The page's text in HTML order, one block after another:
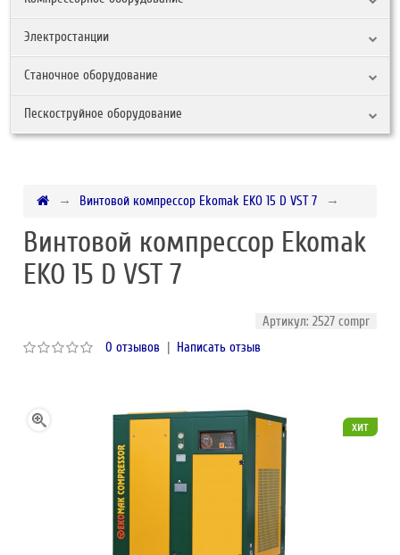
Электростанции
Станочное оборудование
Пескоструйное оборудование
Винтовой компрессор Ekomak EKO 15 D VST 7
Винтовой компрессор Ekomak
EKO 15 D VST 7
Артикул: 2527 compr
0 отзывов | Написать отзыв
хит